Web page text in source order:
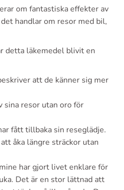
om fantastiska effekter av
handlar om resor med bil,
detta läkemedel blivit en
att de känner sig mer
sina resor utan oro för
fått tillbaka sin reseglädje.
åka längre sträckor utan
har gjort livet enklare för
Det är en stor lättnad att